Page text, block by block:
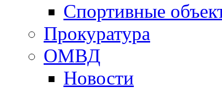
Спортивные
Прокуратура
ОМВД
Новости